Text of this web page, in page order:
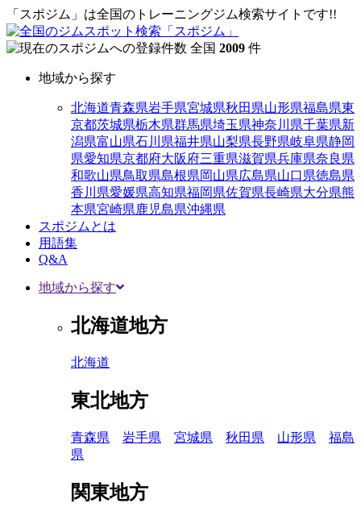
「スポジム」は全国のトレーニングジム検索サイトです!!
全国 2009 件
地域から探す
北海道青森県岩手県宮城県秋田県山形県福島県東
京都茨城県栃木県群馬県埼玉県神奈川県千葉県新
潟県富山県石川県福井県山梨県長野県岐阜県静岡
県愛知県京都府大阪府三重県滋賀県兵庫県奈良県
和歌山県鳥取県島根県岡山県広島県山口県徳島県
香川県愛媛県高知県福岡県佐賀県長崎県大分県熊
本県宮崎県鹿児島県沖縄県
スポジムとは
用語集
Q&A
地域から探す
北海道地方
北海道
東北地方
青森県 岩手県 宮城県 秋田県 山形県
福島
県
関東地方